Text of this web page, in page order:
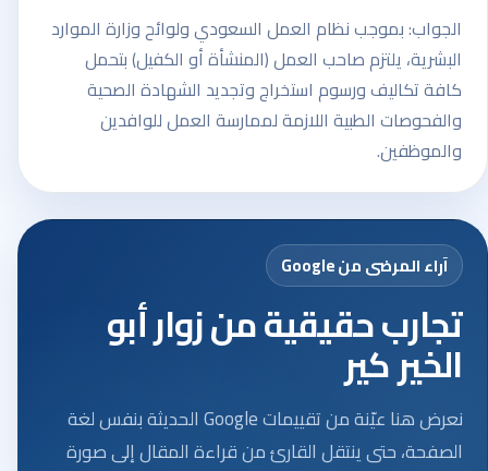
الجواب: بموجب نظام العمل السعودي ولوائح وزارة الموارد
البشرية، يلتزم صاحب العمل (المنشأة أو الكفيل) بتحمل
كافة تكاليف ورسوم استخراج وتجديد الشهادة الصحية
والفحوصات الطبية اللازمة لممارسة العمل للوافدين
والموظفين.
آراء المرضى من Google
تجارب حقيقية من زوار أبو
الخير كير
نعرض هنا عيّنة من تقييمات Google الحديثة بنفس لغة
الصفحة، حتى ينتقل القارئ من قراءة المقال إلى صورة